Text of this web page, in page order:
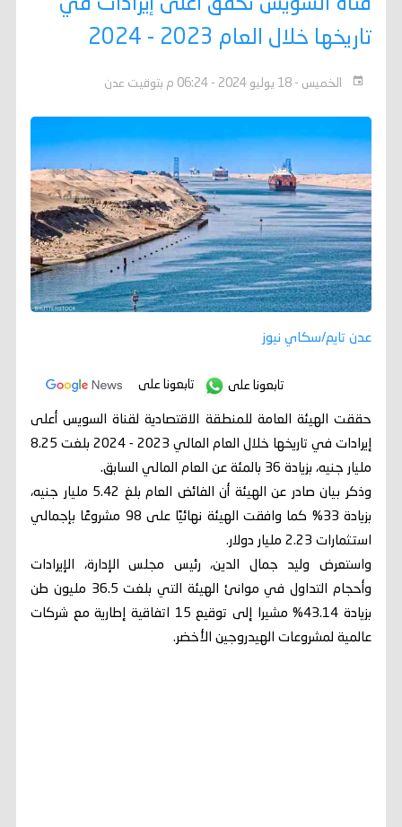
قناة السويس تحقق أعلى إيرادات في
تاريخها خلال العام 2023 - 2024
الخميس - 18 يوليو 2024 - 06:24 م بتوقيت عدن
عدن تايم/سكاي نيوز
تابعونا على تابعونا على
حققت الهيئة العامة للمنطقة الاقتصادية لقناة السويس أعلى
إيرادات في تاريخها خلال العام المالي 2023 - 2024 بلغت 8.25
مليار جنيه، بزيادة 36 بالمئة عن العام المالي السابق.
وذكر بيان صادر عن الهيئة أن الفائض العام بلغ 5.42 مليار جنيه،
بزيادة 33% كما وافقت الهيئة نهائيًا على 98 مشروعًا بإجمالي
استثمارات 2.23 مليار دولار.
واستعرض وليد جمال الدين، رئيس مجلس الإدارة، الإيرادات
وأحجام التداول في موانئ الهيئة التي بلغت 36.5 مليون طن
بزيادة 43.14% مشيرا إلى توقيع 15 اتفاقية إطارية مع شركات
عالمية لمشروعات الهيدروجين الأخضر.